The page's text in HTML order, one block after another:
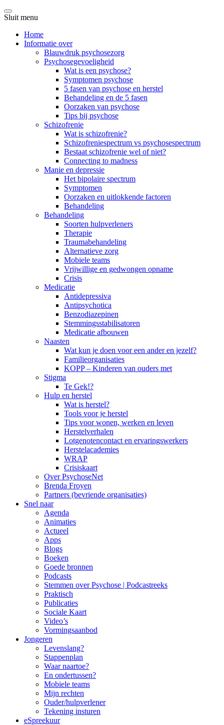
Sluit menu
Home
Informatie over
Blauwdruk psychosezorg
Psychosegevoeligheid
Wat is een psychose?
Symptomen psychose
5 fasen van psychose en herstel
Behandeling en de 5 fasen
Oorzaken van psychose
Tips bij psychose
Schizofrenie
Wat is schizofrenie?
Schizofreniespectrum vs psychosespectrum
Bestaat schizofrenie wel of niet?
Connecting to madness
Manie en depressie
Het bipolaire spectrum
Symptomen
Oorzaken en uitlokkende factoren
Behandeling
Behandeling
Soorten hulpverleners
Therapie
Traumabehandeling
Alternatieve zorg
Mobiele teams
Vrijwillige en gedwongen opname
Crisis
Medicatie
Antidepressiva
Antipsychotica
Benzodiazepinen
Stemmingsstabilisatoren
Medicatie afbouwen
Naasten
Wat kun je doen voor een ander en jezelf?
Familieorganisaties
KOPP – Kinderen van ouders met
Stigma
Te Gek!?
Hulp en herstel
Wat is herstel?
Tools voor je herstel
Tips voor wonen, werken en leven
Herstelverhalen
Lotgenotencontact en ervaringswerkers
Herstelacademies
WRAP
Crisiskaart
Over PsychoseNet
Brenda Froyen
Partners (bevriende organisaties)
Snel naar
Agenda
Animaties
Actueel
Apps
Blogs
Boeken
Goede bronnen
Podcasts
Stemmen over Psychose | Podcastreeks
Praktisch
Publicaties
Sociale Kaart
Video’s
Vormingsaanbod
Jongeren
Levenslang?
Stappenplan
Waar naartoe?
En ondertussen?
Mobiele teams
Mijn rechten
Ouder/hulpverlener
Tekening insturen
eSpreekuur